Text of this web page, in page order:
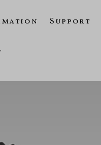
Support